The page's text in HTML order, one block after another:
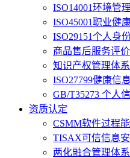
ISO14001环境管理
ISO45001职业健
ISO29151个人身
商品售后服务评
知识产权管理体系
ISO27799健康信
GB/T35273 个人
资质认定
CSMM软件过程
TISAX可信信息
两化融合管理体系